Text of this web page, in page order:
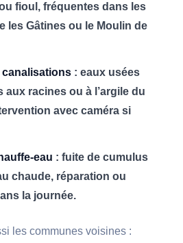
fioul, fréquentes dans les
les Gâtines ou le Moulin de
canalisations : eaux usées
aux racines ou à l’argile du
avec caméra si
eau : fuite de cumulus
chaude, réparation ou
la journée.
les communes voisines :